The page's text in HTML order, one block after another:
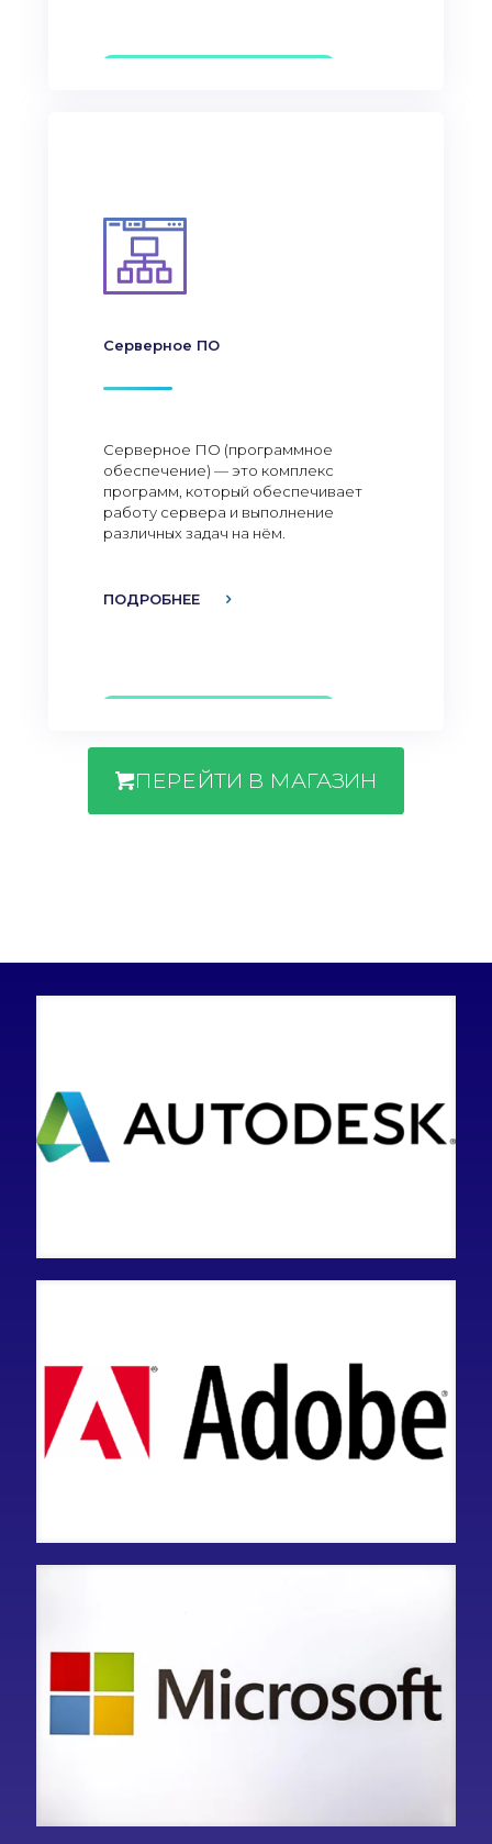
Серверное ПО
Серверное ПО (программное
обеспечение) — это комплекс
программ, который обеспечивает
работу сервера и выполнение
различных задач на нём.
ПОДРОБНЕЕ
ПЕРЕЙТИ В МАГАЗИН